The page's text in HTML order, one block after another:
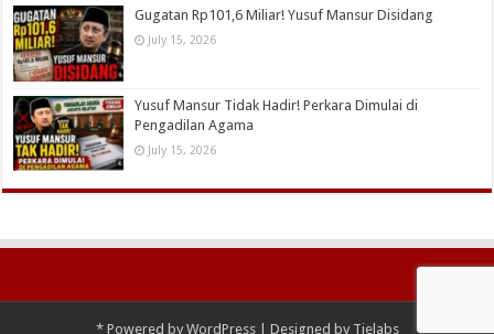
Gugatan Rp101,6 Miliar! Yusuf Mansur Disidang
July 15, 2026
Yusuf Mansur Tidak Hadir! Perkara Dimulai di
Pengadilan Agama
July 15, 2026
*Powered by WordPress| Designed by Tielabs